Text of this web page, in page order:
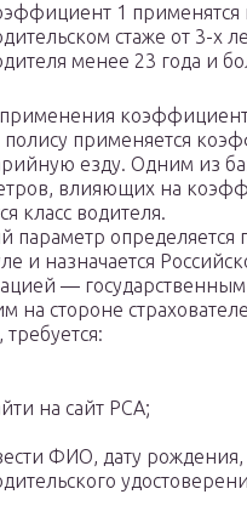
1
стаже от 3-х
менее 23 года и
полису применяется
езду. Одним из
влияющих на
класс водителя.
параметр определяется
и назначается
—
на стороне
требуется:
на сайт РСА;
ФИО, дату